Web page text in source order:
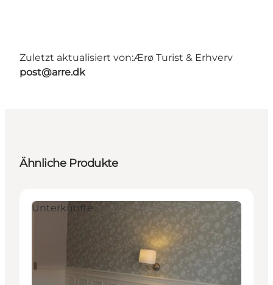
Zuletzt aktualisiert von:Ærø Turist & Erhverv
post@arre.dk
Ähnliche Produkte
Unterkünfte